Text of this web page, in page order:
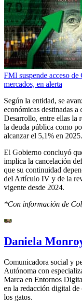
FMI suspende acceso
mercados, en alerta
Según la entidad, se
económicas destinadas
Desarrollo, entre ellas la
la deuda pública como
alcanzar el 5,1% en 2025.
El Gobierno concluyó
implica la cancelación
que su continuidad
del Artículo IV y de la
vigente desde 2024.
*Con información de
Daniela
Comunicadora social y
Autónoma con
Marca en Entornos
en la redacción digital
los gatos.